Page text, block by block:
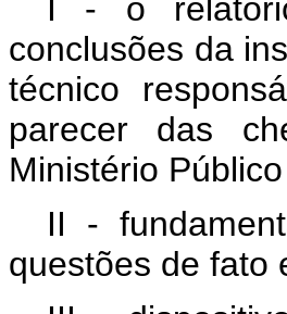
I - o
conclusões da
técnico
parecer das
Ministério
II -
questões de fato